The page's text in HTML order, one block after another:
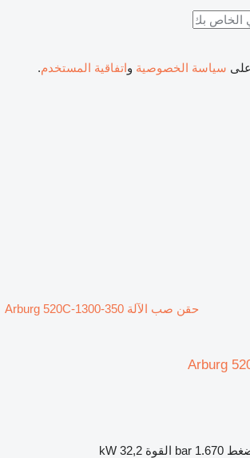
على سياسة الخصوصية واتفاقية المستخدم.
حقن صب الآلة Arburg 520C-1300-350
Arburg
1.670 bar القوة 32,2 kW